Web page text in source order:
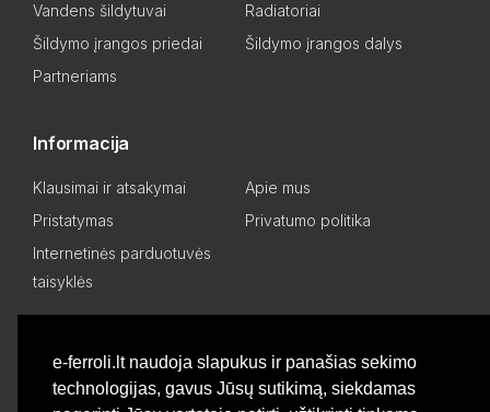
e-ferroli.lt naudoja slapukus ir panašias sekimo
technologijas, gavus Jūsų sutikimą, siekdamas
Vandens šildytuvai
Radiatoriai
Šildymo įrangos priedai
Šildymo įrangos dalys
Partneriams
Informacija
Klausimai ir atsakymai
Apie mus
Pristatymas
Privatumo politika
Internetinės parduotuvės
taisyklės
Asmeninis kabinetas Pageidavimų sąrašas